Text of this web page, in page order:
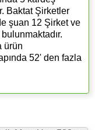
Baktat Şirketler
şuan 12 Şirket ve
ürün
52' den fazla